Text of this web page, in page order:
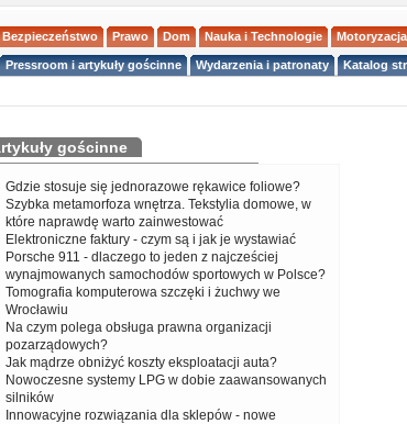
Bezpieczeństwo Prawo Dom Nauka i Technologie Motoryzacja
Pressroom i artykuły gościnne Wydarzenia i patronaty Katalog
gościnne
Gdzie stosuje się jednorazowe rękawice foliowe?
Szybka metamorfoza wnętrza. Tekstylia domowe, w
które naprawdę warto zainwestować
Elektroniczne faktury - czym są i jak je wystawiać
Porsche 911 - dlaczego to jeden z najcześciej
wynajmowanych samochodów sportowych w Polsce?
Tomografia komputerowa szczęki i żuchwy we
Wrocławiu
Na czym polega obsługa prawna organizacji
pozarządowych?
Jak mądrze obniżyć koszty eksploatacji auta?
Nowoczesne systemy LPG w dobie zaawansowanych
silników
Innowacyjne rozwiązania dla sklepów - nowe